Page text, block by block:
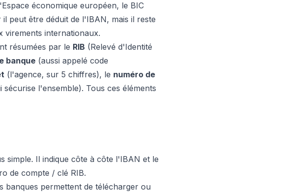
économique européen, le BIC
peut être déduit de l'IBAN, mais il reste
virements internationaux.
résumées par le RIB (Relevé d'Identité
banque (aussi appelé code
(l'agence, sur 5 chiffres), le numéro de
sécurise l'ensemble). Tous ces éléments
simple. Il indique côte à côte l'IBAN et le
de compte / clé RIB.
banques permettent de télécharger ou